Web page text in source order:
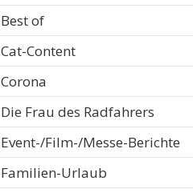
Best of
Cat-Content
Corona
Die Frau des Radfahrers
Event-/Film-/Messe-Berichte
Familien-Urlaub